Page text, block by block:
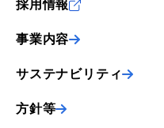
採用情報
事業内容
サステナビリティ
方針等